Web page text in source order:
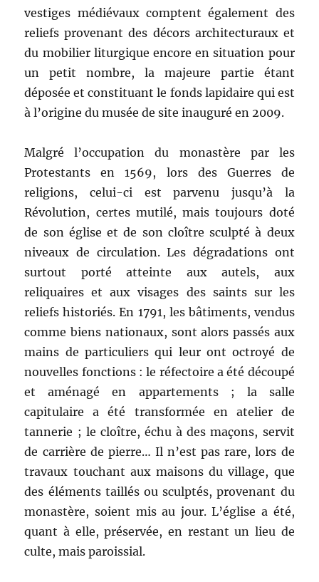
vestiges médiévaux comptent également des
reliefs provenant des décors architecturaux et
du mobilier liturgique encore en situation pour
un petit nombre, la majeure partie étant
déposée et constituant le fonds lapidaire qui est
à l’origine du musée de site inauguré en 2009.
Malgré l’occupation du monastère par les
Protestants en 1569, lors des Guerres de
religions, celui-ci est parvenu jusqu’à la
Révolution, certes mutilé, mais toujours doté
de son église et de son cloître sculpté à deux
niveaux de circulation. Les dégradations ont
surtout porté atteinte aux autels, aux
reliquaires et aux visages des saints sur les
reliefs historiés. En 1791, les bâtiments, vendus
comme biens nationaux, sont alors passés aux
mains de particuliers qui leur ont octroyé de
nouvelles fonctions : le réfectoire a été découpé
et aménagé en appartements ; la salle
capitulaire a été transformée en atelier de
tannerie ; le cloître, échu à des maçons, servit
de carrière de pierre… Il n’est pas rare, lors de
travaux touchant aux maisons du village, que
des éléments taillés ou sculptés, provenant du
monastère, soient mis au jour. L’église a été,
quant à elle, préservée, en restant un lieu de
culte, mais paroissial.